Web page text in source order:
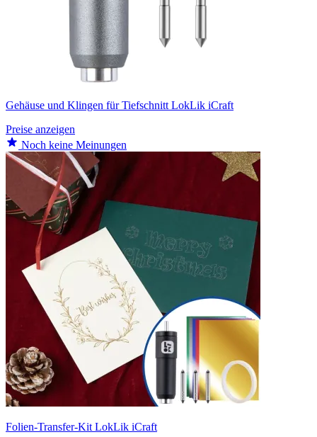
Gehäuse und Klingen für Tiefschnitt LokLik iCraft
Preise anzeigen
Noch keine Meinungen
Folien-Transfer-Kit LokLik iCraft